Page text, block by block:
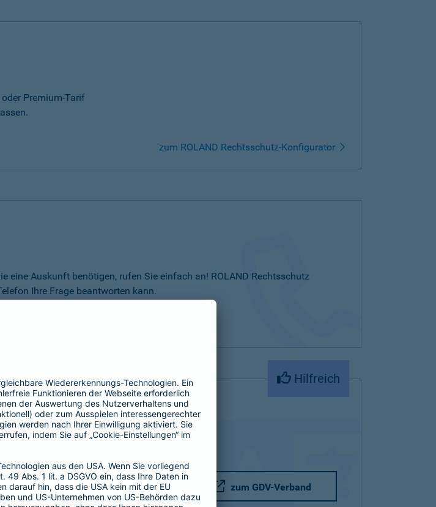
Premium-Tarif
zum ROLAND Rechtsschutz-Konfigurator
eine Auskunft benötigen, rufen Sie einfach an! ROLAND Rechtsschutz
Ihre Frage beantworten kann.
Hilfreich
der Deutschen
diversen Versicherungen
zum GDV-Verband